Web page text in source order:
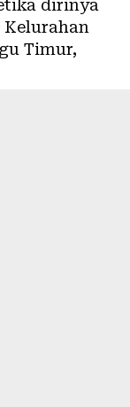
dirinya
Timur,